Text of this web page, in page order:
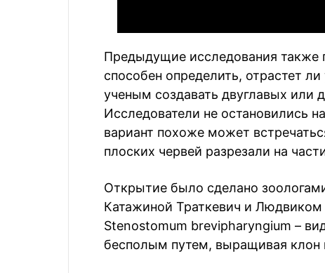
Предыдущие исследования также
способен определить, отрастет
ученым создавать двуглавых или
Исследователи не остановились
вариант похоже может
плоских червей разрезали на
Открытие было сделано
Катажиной Траткевич и Людвиком
Stenostomum brevipharyngium –
бесполым путем, выращивая клон